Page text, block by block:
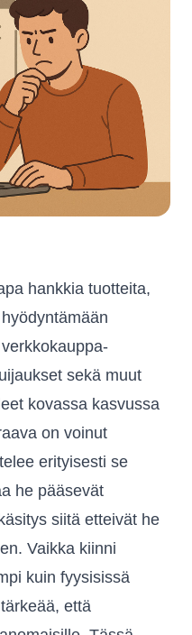
hankkia tuotteita,
sekä muut
kovassa kasvussa
on voinut
erityisesti se
he pääsevät
siitä etteivät he
Vaikka kiinni
kuin fyysisissä
että